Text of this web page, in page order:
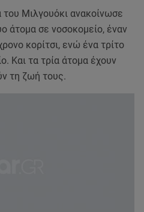
Μιλγουόκι ανακοίνωσε
άτομα σε νοσοκομείο, έναν
κορίτσι, ενώ ένα τρίτο
Και τα τρία άτομα έχουν
τη ζωή τους.